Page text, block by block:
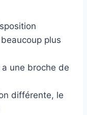
plus
une broche de
différente, le